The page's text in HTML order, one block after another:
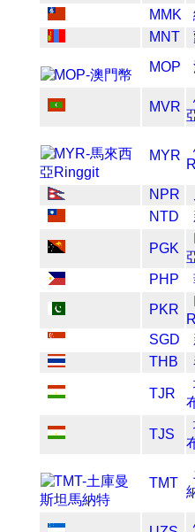
MMK
MNT
MOP
MVR
MYR
NPR
NTD
PGK
PHP
PKR
SGD
THB
TJR
TJS
TMT